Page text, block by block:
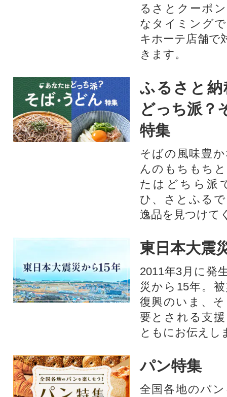
るさとクーポ
なタイミング
キホーテ店舗で
きます。
ふるさと
どっち派？
特集
そばの風味豊
んのもちもち
たはどちら派
ひ、さとふる
逸品を見つけて
東日本大震
2011年3月に発
災から15年。
復興のいま、
要とされる支
ともにお伝えし
パン特集
全国各地のパ